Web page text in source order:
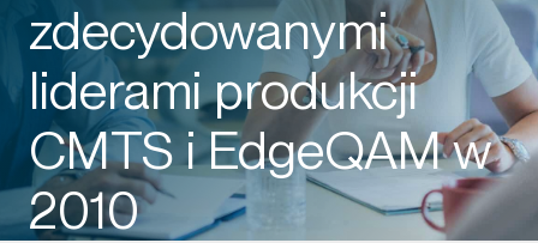
zdecydowanymi
liderami produkcji
CMTS i EdgeQAM w
2010